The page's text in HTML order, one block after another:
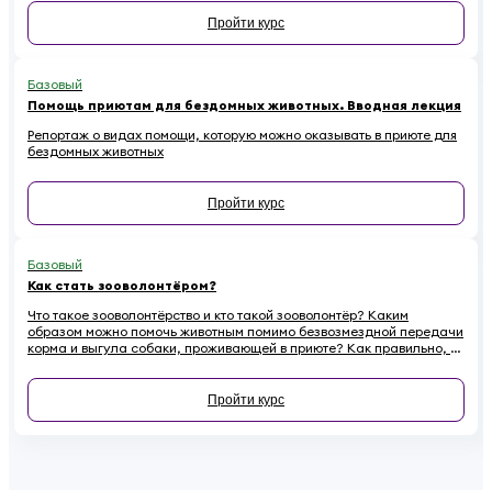
распространенных ошибок.
Пройти курс
Базовый
Помощь приютам для бездомных животных. Вводная лекция
Репортаж о видах помощи, которую можно оказывать в приюте для
бездомных животных
Пройти курс
Базовый
Как стать зооволонтёром?
Что такое зооволонтёрство и кто такой зооволонтёр? Каким
образом можно помочь животным помимо безвозмездной передачи
корма и выгула собаки, проживающей в приюте? Как правильно, а
Ответы на эти и другие вопросы вы получите, пройдя наш
образовательный курс «Как стать зооволонтёром?»
Пройти курс